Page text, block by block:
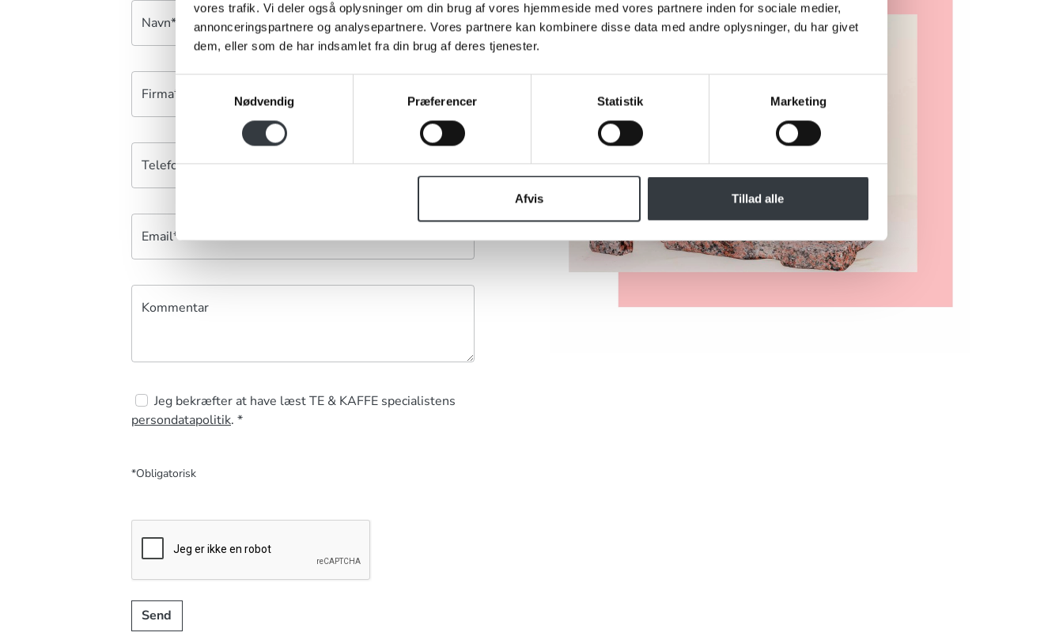
vores trafik. Vi deler også oplysninger om din brug af vores hjemmeside med vores partnere inden for sociale medier,
annonceringspartnere og analysepartnere. Vores partnere kan kombinere disse data med andre oplysninger, du har givet
dem, eller som de har indsamlet fra din brug af deres tjenester.
Nødvendig
Præferencer Statistik Marketing
Afvis Tillad alle
Navn*
Firma*
Telefonnr.*
Email*
Kommentar
Jeg bekræfter at have læst TE & KAFFE specialistens
persondatapolitik. *
*Obligatorisk
Send